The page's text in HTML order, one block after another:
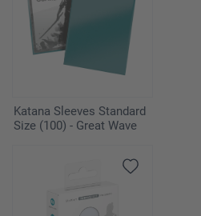
Katana Sleeves Standard
Size (100) - Great Wave